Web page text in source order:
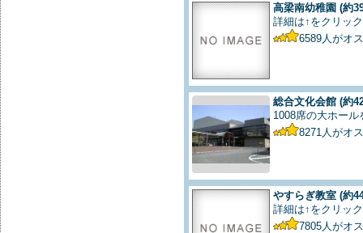
高梁南幼稚園 (約
詳細は↑をクリック
6589 人がオ
総合文化会館 (約
1008席の大ホー
8271 人がオ
やすらぎ教室 (約
詳細は↑をクリック
7805 人がオ